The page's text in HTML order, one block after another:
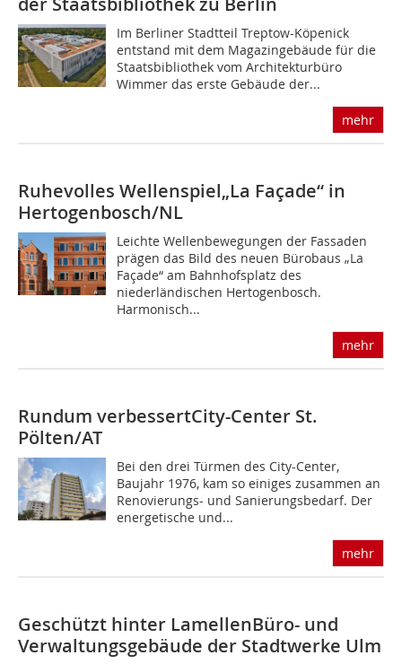
Im Berliner Stadtteil Treptow-Köpenick
entstand mit dem Magazingebäude für die
Staatsbibliothek vom Architekturbüro
Wimmer das erste Gebäude der...
mehr
Ruhevolles Wellenspiel„La Façade“ in
Hertogenbosch/NL
Leichte Wellenbewegungen der Fassaden
prägen das Bild des neuen Bürobaus „La
Façade“ am Bahnhofsplatz des
niederländischen Hertogenbosch.
Harmonisch...
mehr
Rundum verbessertCity-Center St.
Pölten/AT
Bei den drei Türmen des City-Center,
Baujahr 1976, kam so einiges zusammen an
Renovierungs- und Sanierungsbedarf. Der
energetische und...
mehr
Geschützt hinter LamellenBüro- und
Verwaltungsgebäude der Stadtwerke Ulm